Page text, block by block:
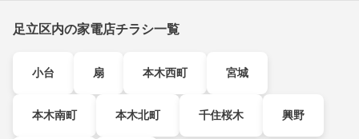
足立区内の家電店チラシ一覧
小台 扇 本木西町 宮城
本木南町 本木北町 千住桜木 興野